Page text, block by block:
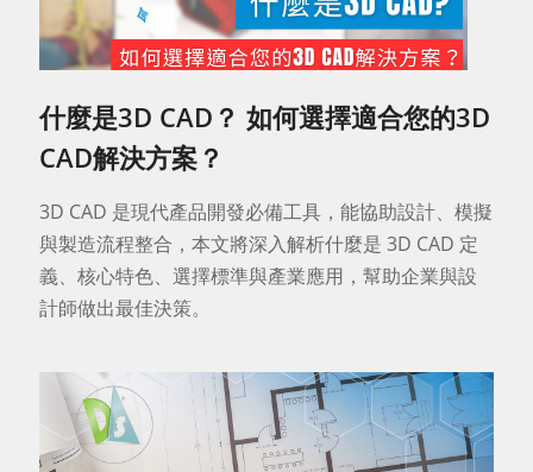
什麼是3D CAD？ 如何選擇適合您的3D
CAD解決方案？
3D CAD 是現代產品開發必備工具，能協助設計、模擬
與製造流程整合，本文將深入解析什麼是 3D CAD 定
義、核心特色、選擇標準與產業應用，幫助企業與設
計師做出最佳決策。